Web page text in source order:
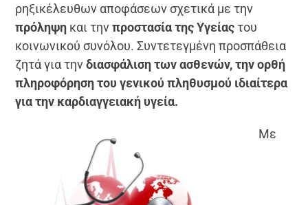
ρηξικέλευθων αποφάσεων σχετικά με την
πρόληψη και τηνπροστασία της Υγείαςτου
κοινωνικού συνόλου. Συντετεγμένη προσπάθεια
ζητά για τηνδιασφάλιση των ασθενών, την ορθή
πληροφόρηση του γενικού πληθυσμού ιδιαίτερα
για την καρδιαγγειακή υγεία.
Με